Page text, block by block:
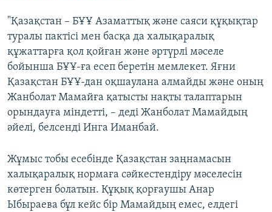
"Қазақстан – БҰҰ Азаматтық және саяси құқықтар
туралы пактісі мен басқа да халықаралық
құжаттарға қол қойған және әртүрлі мәселе
бойынша БҰҰ-ға есеп беретін мемлекет. Яғни
Қазақстан БҰҰ-дан оқшаулана алмайды және оның
Жанболат Мамайға қатысты нақты талаптарын
орындауға міндетті, – деді Жанболат Мамайдың
әйелі, белсенді Инга Иманбай.
Жұмыс тобы есебінде Қазақстан заңнамасын
халықаралық нормаға сәйкестендіру мәселесін
көтерген болатын. Құқық қорғаушы Анар
Ыбыраева бұл кейс бір Мамайдың емес, елдегі